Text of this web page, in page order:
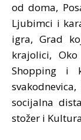
od doma,
Ljubimci i
igra, Grad
krajolici,
Shopping i
socijalna
stožer i